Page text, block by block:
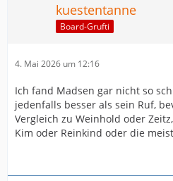
kuestentanne
Board-Grufti
4. Mai 2026 um 12:16
Ich fand Madsen gar nicht so
jedenfalls besser als sein Ruf,
Vergleich zu Weinhold oder
Kim oder Reinkind oder die